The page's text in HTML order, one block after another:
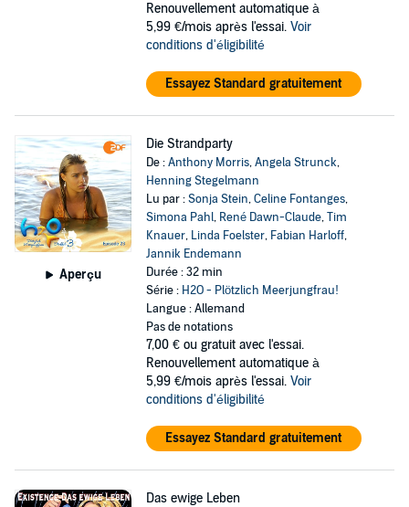
Renouvellement automatique à
5,99 €/mois après l'essai. Voir
conditions d'éligibilité
Essayez Standard gratuitement
Aperçu
Die Strandparty
De :Anthony Morris,Angela Strunck,
Henning Stegelmann
Lu par :Sonja Stein,Celine Fontanges,
Simona Pahl, René Dawn-Claude,Tim
Knauer, Linda Foelster, Fabian Harloff,
Jannik Endemann
Durée : 32 min
Série : H2O - Plötzlich Meerjungfrau!
Langue : Allemand
Pas de notations
7,00 € ou gratuit avec l'essai.
Renouvellement automatique à
5,99 €/mois après l'essai. Voir
conditions d'éligibilité
Essayez Standard gratuitement
Das ewige Leben